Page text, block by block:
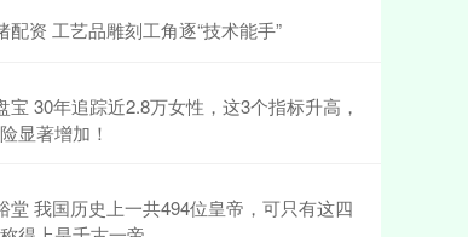
配资 工艺品雕刻工角逐“技术能手”
宝 30年追踪近2.8万女性，这3个指标升高，
显著增加！
堂 我国历史上一共494位皇帝，可只有这四